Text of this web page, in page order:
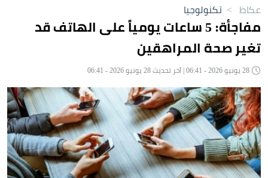
عكاظ > تكنولوجيا
مفاجأة: 5 ساعات يومياً على الهاتف قد
تغير صحة المراهقين